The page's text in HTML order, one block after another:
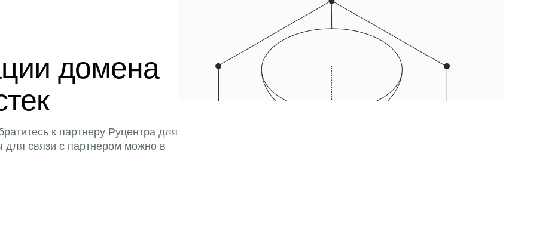
домена
к партнеру Руцентра для
для связи с партнером можно в